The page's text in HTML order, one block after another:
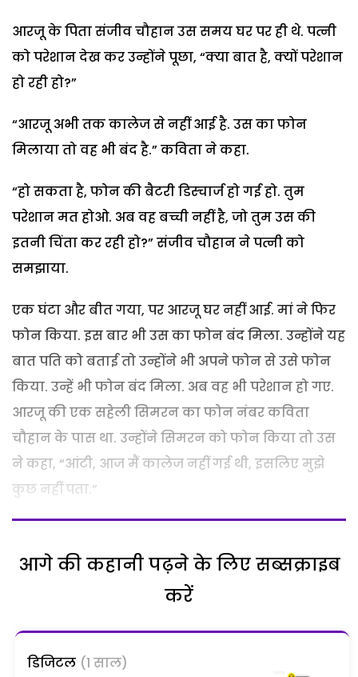
आरजू के पिता संजीव चौहान उस समय घर पर ही थे. पत्नी
को परेशान देख कर उन्होंने पूछा, “क्या बात है, क्यों परेशान
हो रही हो?”
“आरजू अभी तक कालेज से नहीं आई है. उस का फोन
मिलाया तो वह भी बंद है.” कविता ने कहा.
“हो सकता है, फोन की बैटरी डिस्चार्ज हो गई हो. तुम
परेशान मत होओ. अब वह बच्ची नहीं है, जो तुम उस की
इतनी चिंता कर रही हो?” संजीव चौहान ने पत्नी को
समझाया.
एक घंटा और बीत गया, पर आरजू घर नहीं आई. मां ने फिर
फोन किया. इस बार भी उस का फोन बंद मिला. उन्होंने यह
बात पति को बताई तो उन्होंने भी अपने फोन से उसे फोन
किया. उन्हें भी फोन बंद मिला. अब वह भी परेशान हो गए.
आरजू की एक सहेली सिमरन का फोन नंबर कविता
चौहान के पास था. उन्होंने सिमरन को फोन किया तो उस
ने कहा, “आंटी, आज मैं कालेज नहीं गई थी, इसलिए मुझे
कुछ नहीं पता.”
आगे की कहानी पढ़ने के लिए सब्सक्राइब
करें
डिजिटल (1 साल)